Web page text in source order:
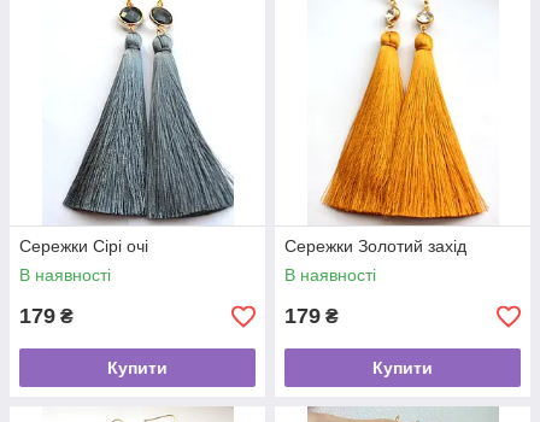
Сережки Сірі очі
В наявності
179 ₴
Купити
Сережки Золотий захід
В наявності
179 ₴
Купити